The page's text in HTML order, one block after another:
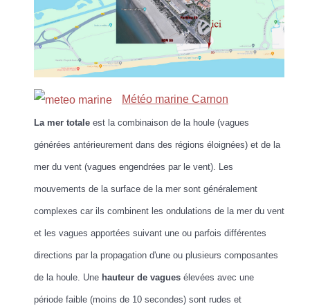
Météo marine Carnon
La mer totale est la combinaison de la houle (vagues
générées antérieurement dans des régions éloignées) et de la
mer du vent (vagues engendrées par le vent). Les
mouvements de la surface de la mer sont généralement
complexes car ils combinent les ondulations de la mer du vent
et les vagues apportées suivant une ou parfois différentes
directions par la propagation d'une ou plusieurs composantes
de la houle. Une hauteur de vagues élevées avec une
période faible (moins de 10 secondes) sont rudes et